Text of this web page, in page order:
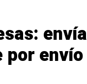
envía
por envío